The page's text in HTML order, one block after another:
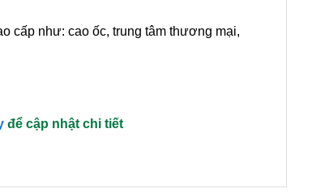
cấp như: cao ốc, trung tâm thương mại,
để cập nhật chi tiết